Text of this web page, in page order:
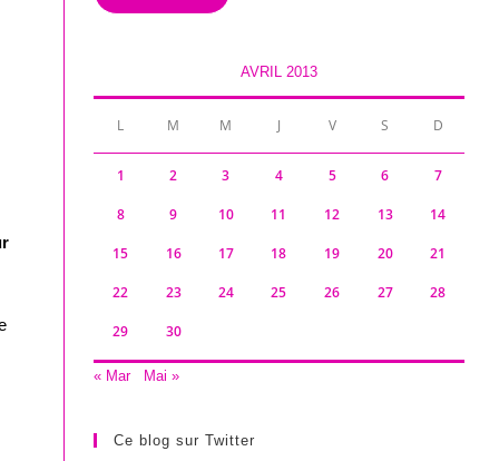
AVRIL 2013
L M M J V S D
1 2 3 4 5 6 7
8 9 10 11 12 13 14
15 16 17 18 19 20 21
22 23 24 25 26 27 28
29 30
« Mar Mai »
Ce blog sur Twitter